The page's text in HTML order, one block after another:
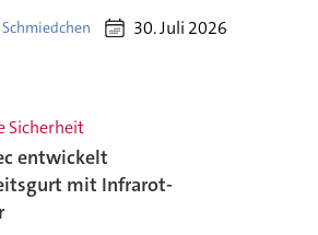
30. Juli 2026
Sicherheit
entwickelt
mit Infrarot-